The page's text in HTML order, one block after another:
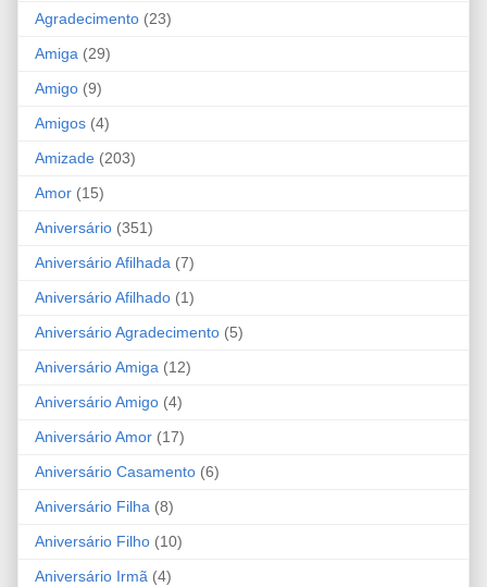
Agradecimento (23)
Amiga (29)
Amigo (9)
Amigos (4)
Amizade (203)
Amor (15)
Aniversário (351)
Aniversário Afilhada (7)
Aniversário Afilhado (1)
Aniversário Agradecimento (5)
Aniversário Amiga (12)
Aniversário Amigo (4)
Aniversário Amor (17)
Aniversário Casamento (6)
Aniversário Filha (8)
Aniversário Filho (10)
Aniversário Irmã (4)